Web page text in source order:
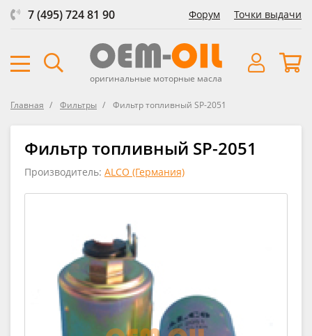
7 (495) 724 81 90 Форум Точки выдачи
оригинальные моторные масла
Главная Фильтры Фильтр топливный SP-2051
Фильтр топливный SP-2051
Производитель: ALCO (Германия)